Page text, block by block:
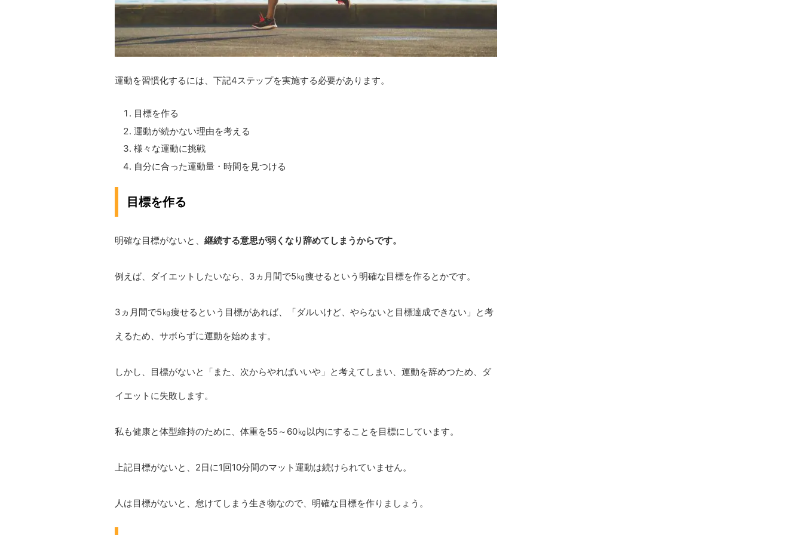
運動を習慣化するには、下記4ステップを実施する必要があります。
目標を作る
運動が続かない理由を考える
様々な運動に挑戦
自分に合った運動量・時間を見つける
目標を作る
明確な目標がないと、 継続する意思が弱くなり辞めてしまうからです。
例えば、ダイエットしたいなら、3ヵ月間で5㎏痩せるという明確な目標を作るとかです。
3ヵ月間で5㎏痩せるという目標があれば、「ダルいけど、やらないと目標達成できない」と考
えるため、サボらずに運動を始めます。
しかし、目標がないと「また、次からやればいいや」と考えてしまい、運動を辞めつため、ダ
イエットに失敗します。
私も健康と体型維持のために、体重を55～60㎏以内にすることを目標にしています。
上記目標がないと、2日に1回10分間のマット運動は続けられていません。
人は目標がないと、怠けてしまう生き物なので、明確な目標を作りましょう。